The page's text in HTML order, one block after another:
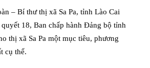
– Bí thư thị xã Sa Pa, tỉnh Lào Cai
18, Ban chấp hành Đảng bộ tỉnh
thị xã Sa Pa một mục tiêu, phương
cụ thể.